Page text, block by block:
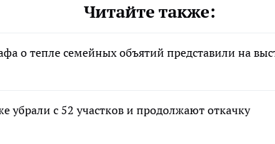
Читайте также:
о тепле семейных объятий представили на
убрали с 52 участков и продолжают откачку